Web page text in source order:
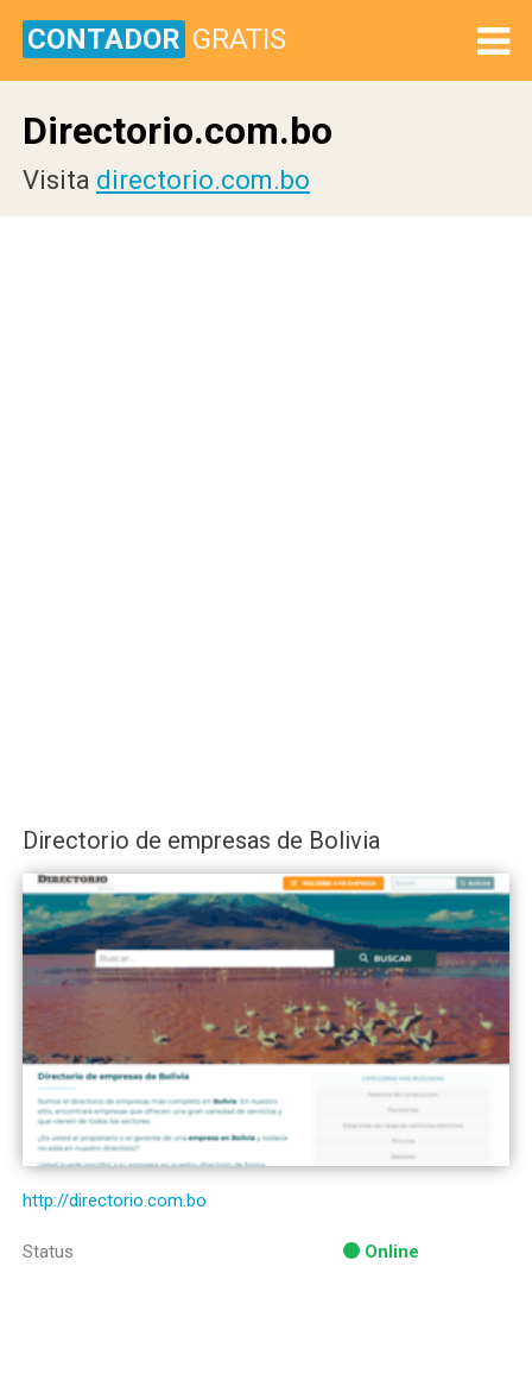
CONTADOR GRATIS
Directorio.com.bo
Visita directorio.com.bo
Directorio de empresas de Bolivia
http://directorio.com.bo
Status Online